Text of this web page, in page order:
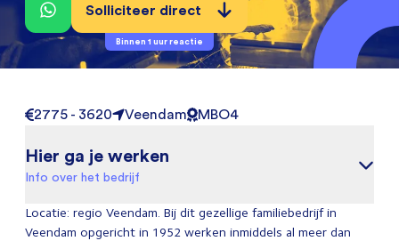
Solliciteer direct
Binnen 1 uur reactie
2775 - 3620 Veendam MBO4
Hier ga je werken
Info over het bedrijf
Locatie: regio Veendam. Bij dit gezellige familiebedrijf in
Veendam opgericht in 1952 werken inmiddels al meer dan